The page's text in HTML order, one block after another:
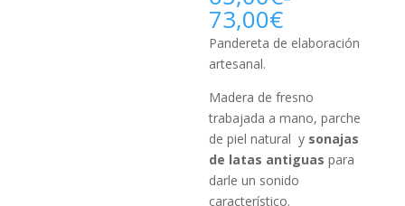
73,00€
Pandereta de elaboración
artesanal.
Madera de fresno
trabajada a mano, parche
de piel natural y sonajas
de latas antiguas para
darle un sonido
característico.